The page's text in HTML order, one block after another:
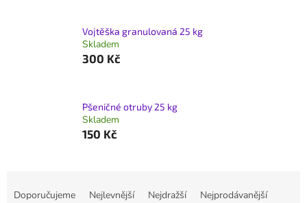
Vojtěška granulovaná 25 kg
Skladem
300 Kč
Pšeničné otruby 25 kg
Skladem
150 Kč
Doporučujeme Nejlevnější Nejdražší Nejprodávanější